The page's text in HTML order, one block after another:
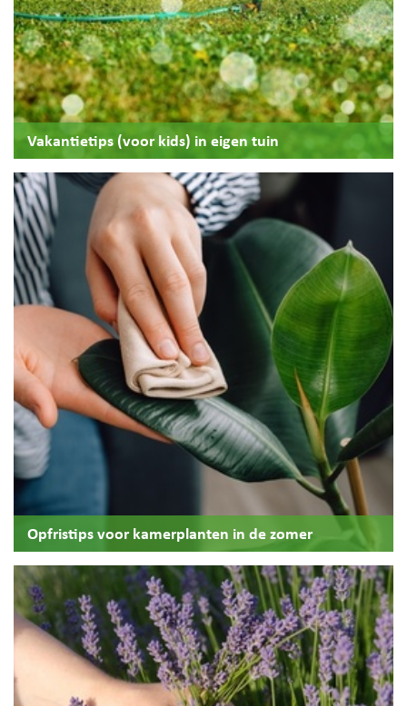
Vakantietips (voor kids) in eigen tuin
Opfristips voor kamerplanten in de zomer